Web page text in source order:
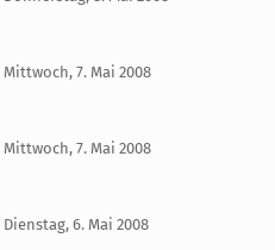
Mittwoch, 7. Mai 2008
Mittwoch, 7. Mai 2008
Dienstag, 6. Mai 2008